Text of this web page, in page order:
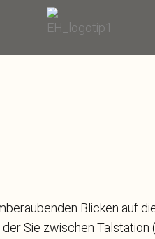
Blicken auf
Sie zwischen